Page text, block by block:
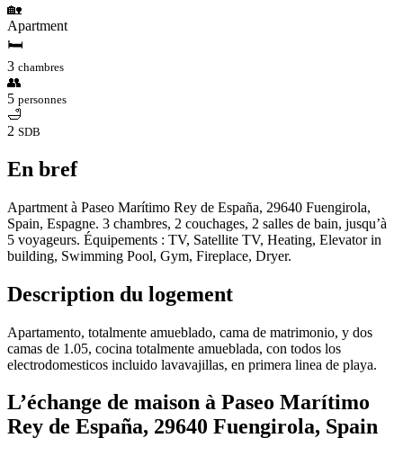
🏡
Apartment
🛏
3 chambres
👥
5 personnes
🛁
2 SDB
En bref
Apartment à Paseo Marítimo Rey de España, 29640 Fuengirola,
Spain, Espagne. 3 chambres, 2 couchages, 2 salles de bain, jusqu’à
5 voyageurs. Équipements : TV, Satellite TV, Heating, Elevator in
building, Swimming Pool, Gym, Fireplace, Dryer.
Description du logement
Apartamento, totalmente amueblado, cama de matrimonio, y dos
camas de 1.05, cocina totalmente amueblada, con todos los
electrodomesticos incluido lavavajillas, en primera linea de playa.
L’échange de maison à Paseo Marítimo
Rey de España, 29640 Fuengirola, Spain